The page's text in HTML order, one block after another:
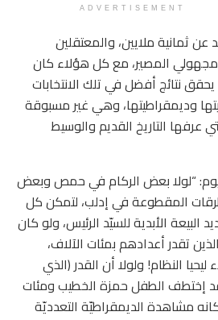
ADVERTISEMENT
عن ثمانية ملايين، والمعتقلين
المصير، مع كل هؤلاء كان
نتائج أفضل في تلك الانتخابات
وديمقراطيتها، وهي غير مسبوقة
عرفها التاريخ القديم والوسيط
“لولا بعض الركام في حمص وبعض
المقطوعة في إدلب، لتمكن كل
الأبدية للسيّد الرئيس، ولو كان
تقدر أعدادهم بمئات الآلاف،
النظام! ولولا أن القدر (الذي
إختطف الطفل حمزة الخطيب ومئات
مشاهدة الديمقراطيّة التعدديّة